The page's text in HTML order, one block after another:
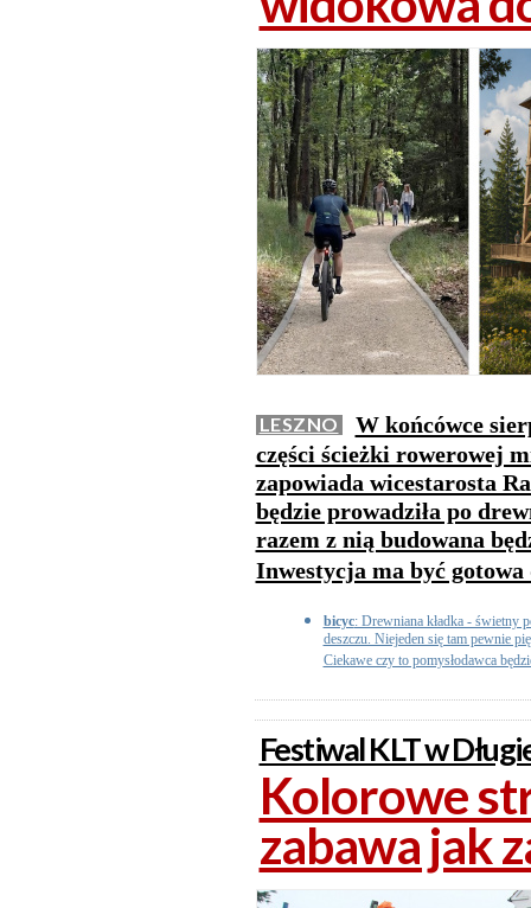
LESZNO
W końcówce
części ścieżki rowerowej
zapowiada wicestarosta
będzie prowadziła po
razem z nią budowana
Inwestycja ma być
bicyc: Drewniana kładka - świetny
deszczu. Niejeden się tam pewnie
Ciekawe czy to pomysłodawca
Festiwal KLT w
Kolorowe
zabawa jak